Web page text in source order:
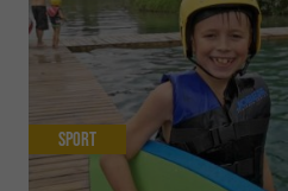
Sport